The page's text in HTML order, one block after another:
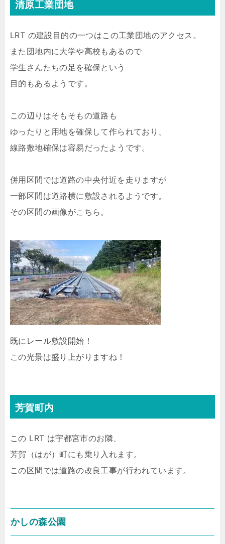
清原工業団地
LRT の建設目的の一つはこの工業団地のアクセス。
また団地内に大学や高校もあるので
学生さんたちの足を確保という
目的もあるようです。
この辺りはそもそもの道路も
ゆったりと用地を確保して作られており、
線路敷地確保は容易だったようです。
併用区間では道路の中央付近を走りますが
一部区間は道路横に敷設されるようです。
その区間の画像がこちら。
既にレール敷設開始！
この光景は盛り上がりますね！
芳賀町内
この LRT は宇都宮市のお隣、
芳賀（はが）町にも乗り入れます。
この区間では道路の改良工事が行われています。
かしの森公園